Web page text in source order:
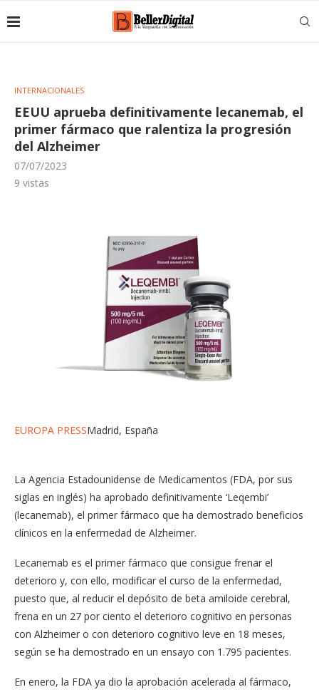
INTERNACIONALES
EEUU aprueba definitivamente lecanemab, el
primer fármaco que ralentiza la progresión
del Alzheimer
07/07/2023
9 vistas
EUROPA PRESSMadrid, España
La Agencia Estadounidense de Medicamentos (FDA, por sus
siglas en inglés) ha aprobado definitivamente ‘Leqembi’
(lecanemab), el primer fármaco que ha demostrado beneficios
clínicos en la enfermedad de Alzheimer.
Lecanemab es el primer fármaco que consigue frenar el
deterioro y, con ello, modificar el curso de la enfermedad,
puesto que, al reducir el depósito de beta amiloide cerebral,
frena en un 27 por ciento el deterioro cognitivo en personas
con Alzheimer o con deterioro cognitivo leve en 18 meses,
según se ha demostrado en un ensayo con 1.795 pacientes.
En enero, la FDA ya dio la aprobación acelerada al fármaco,